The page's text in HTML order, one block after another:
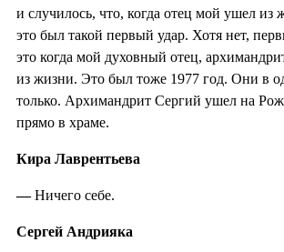
и случилось, что, когда отец мой ушел из
это был такой первый удар. Хотя нет,
это когда мой духовный отец,
из жизни. Это был тоже 1977 год. Они в
только. Архимандрит Сергий ушел на
прямо в храме.
Кира Лаврентьева
—Ничего себе.
Сергей Андрияка